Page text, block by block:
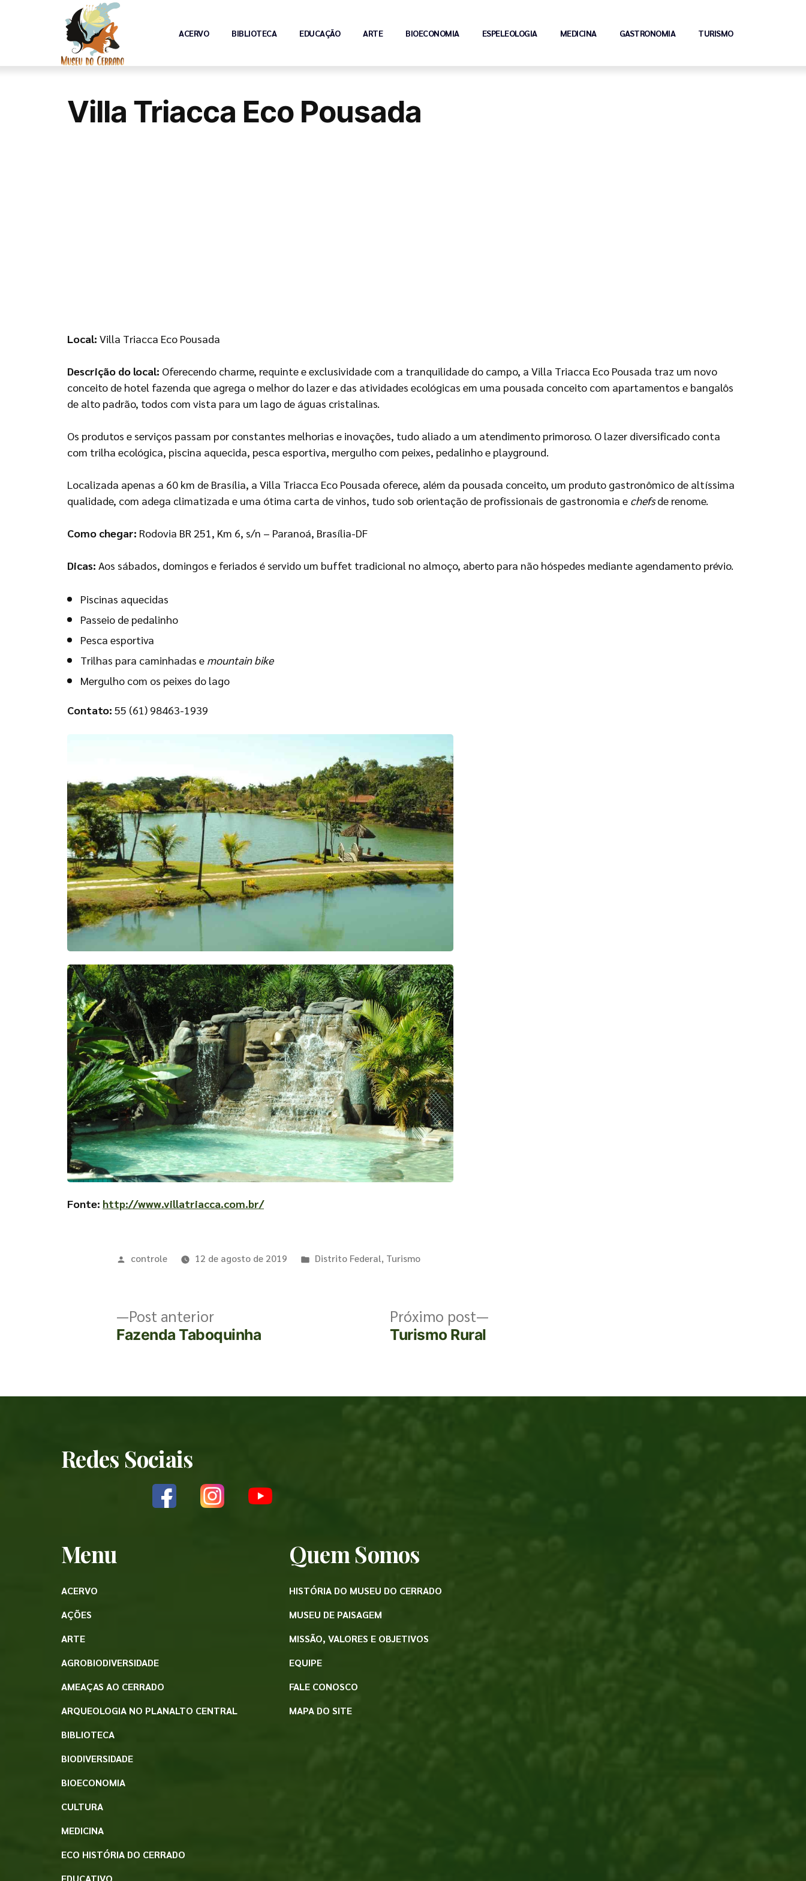
ACERVO BIBLIOTECA EDUCAÇÃO ARTE BIOECONOMIA ESPELEOLOGIA MEDICINA GASTRONOMIA TURISMO
Villa Triacca Eco Pousada
Local: Villa Triacca Eco Pousada
Descrição do local: Oferecendo charme, requinte e exclusividade com a tranquilidade do campo, a Villa Triacca Eco Pousada traz um novo
conceito de hotel fazenda que agrega o melhor do lazer e das atividades ecológicas em uma pousada conceito com apartamentos e bangalôs
de alto padrão, todos com vista para um lago de águas cristalinas.
Os produtos e serviços passam por constantes melhorias e inovações, tudo aliado a um atendimento primoroso. O lazer diversificado conta
com trilha ecológica, piscina aquecida, pesca esportiva, mergulho com peixes, pedalinho e playground.
Localizada apenas a 60 km de Brasília, a Villa Triacca Eco Pousada oferece, além da pousada conceito, um produto gastronômico de altíssima
qualidade, com adega climatizada e uma ótima carta de vinhos, tudo sob orientação de profissionais de gastronomia e chefsde renome.
Como chegar: Rodovia BR 251, Km 6, s/n – Paranoá, Brasília-DF
Dicas: Aos sábados, domingos e feriados é servido um buffet tradicional no almoço, aberto para não hóspedes mediante agendamento prévio.
Piscinas aquecidas
Passeio de pedalinho
Pesca esportiva
Trilhas para caminhadas e mountain bike
Mergulho com os peixes do lago
Contato: 55 (61) 98463-1939
Fonte: http://www.villatriacca.com.br/
controle 12 de agosto de 2019 Distrito Federal, Turismo
Post anterior
Fazenda Taboquinha
Próximo post
Turismo Rural
Redes Sociais
Menu
ACERVO
AÇÕES
ARTE
AGROBIODIVERSIDADE
AMEAÇAS AO CERRADO
ARQUEOLOGIA NO PLANALTO CENTRAL
BIBLIOTECA
BIODIVERSIDADE
BIOECONOMIA
CULTURA
MEDICINA
ECO HISTÓRIA DO CERRADO
EDUCATIVO
Quem Somos
HISTÓRIA DO MUSEU DO CERRADO
MUSEU DE PAISAGEM
MISSÃO, VALORES E OBJETIVOS
EQUIPE
FALE CONOSCO
MAPA DO SITE